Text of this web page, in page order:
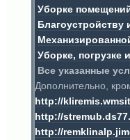
Уборке
Благоустройству
Уборке, погрузке
Все указанные
Дополнительно,
http://
http://
http://